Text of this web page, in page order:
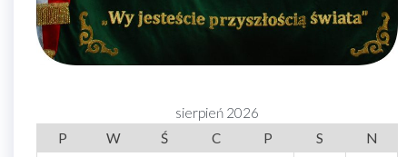
sierpień 2026
P
W Ś C P S
N